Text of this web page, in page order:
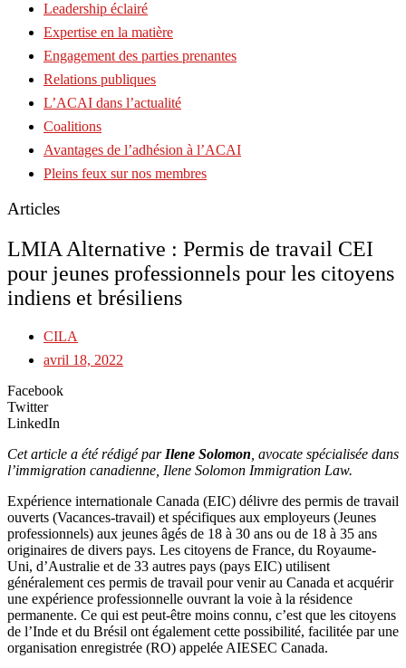
Leadership éclairé
Expertise en la matière
Engagement des parties prenantes
Relations publiques
L’ACAI dans l’actualité
Coalitions
Avantages de l’adhésion à l’ACAI
Pleins feux sur nos membres
Articles
LMIA Alternative : Permis de travail CEI
pour jeunes professionnels pour les citoyens
indiens et brésiliens
CILA
avril 18, 2022
Facebook
Twitter
LinkedIn
Cet article a été rédigé par Ilene Solomon avocate spécialisée dans
l’immigration canadienne, Ilene Solomon Immigration Law.
Expérience internationale Canada (EIC) délivre des permis de travail
ouverts (Vacances-travail) et spécifiques aux employeurs (Jeunes
professionnels) aux jeunes âgés de 18 à 30 ans ou de 18 à 35 ans
originaires de divers pays. Les citoyens de France, du Royaume-
Uni, d’Australie et de 33 autres pays (pays EIC) utilisent
généralement ces permis de travail pour venir au Canada et acquérir
une expérience professionnelle ouvrant la voie à la résidence
permanente. Ce qui est peut-être moins connu, c’est que les citoyens
de l’Inde et du Brésil ont également cette possibilité, facilitée par une
organisation enregistrée (RO) appelée AIESEC Canada.